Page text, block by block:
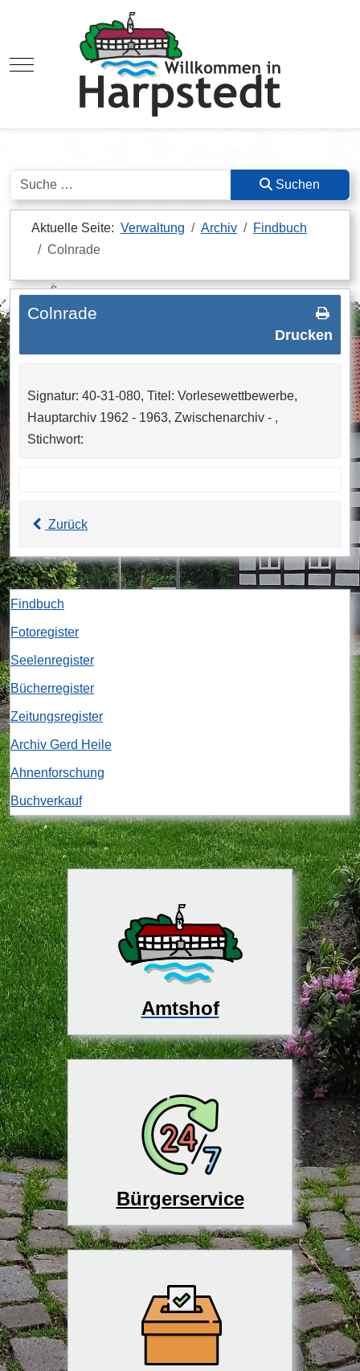
Mobile Menu Toggle
Suchen Suchen
Aktuelle Seite: Verwaltung Archiv
Findbuch
Colnrade
Drucken
Colnrade
Signatur: 40-31-080, Titel: Vorlesewettbewerbe,
Hauptarchiv 1962 - 1963, Zwischenarchiv - ,
Stichwort:
Zurück
Findbuch
Fotoregister
Seelenregister
Bücherregister
Zeitungsregister
Archiv Gerd Heile
Ahnenforschung
Buchverkauf
Amtshof
Bürgerservice